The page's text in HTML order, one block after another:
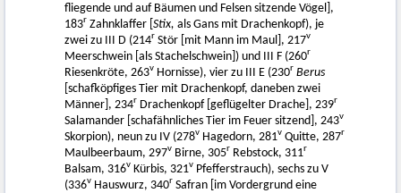
fliegende und auf Bäumen und Felsen sitzende Vögel],
183r Zahnklaffer [ Stix, als Gans mit Drachenkopf), je
zwei zu III D (214r Stör [mit Mann im Maul], 217v
Meerschwein [als Stachelschwein]) und III F (260r
Riesenkröte, 263v Hornisse), vier zu III E (230r Berus
[schafköpfiges Tier mit Drachenkopf, daneben zwei
Männer], 234r Drachenkopf [geflügelter Drache], 239r
Salamander [schafähnliches Tier im Feuer sitzend], 243v
Skorpion), neun zu IV (278v Hagedorn, 281v Quitte, 287r
Maulbeerbaum, 297v Birne, 305r Rebstock, 311r
Balsam, 316v Kürbis, 321v Pfefferstrauch), sechs zu V
(336v Hauswurz, 340r Safran [im Vordergrund eine